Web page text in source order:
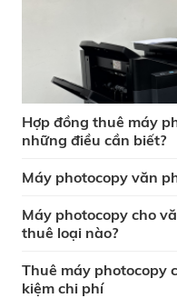
Hợp đồng thuê máy
những điều cần biết?
Máy photocopy văn
Máy photocopy cho
thuê loại nào?
Thuê máy photocopy
kiệm chi phí